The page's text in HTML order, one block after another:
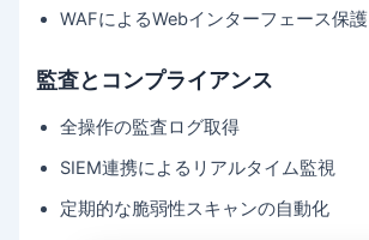
WAFによるWebインターフェース保護
監査とコンプライアンス
全操作の監査ログ取得
SIEM連携によるリアルタイム監視
定期的な脆弱性スキャンの自動化